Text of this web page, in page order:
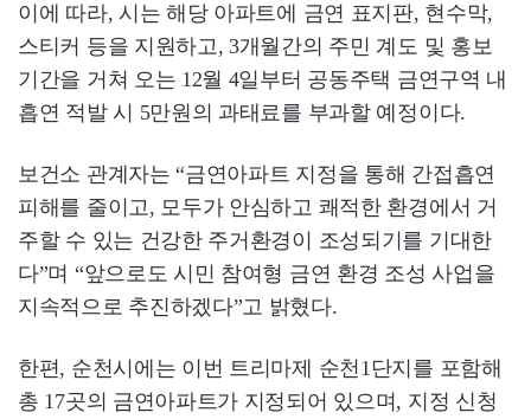
이에 따라, 시는 해당 아파트에 금연 표지판, 현수막,
스티커 등을 지원하고, 3개월간의 주민 계도 및 홍보
기간을 거쳐 오는 12월 4일부터 공동주택 금연구역 내
흡연 적발 시 5만원의 과태료를 부과할 예정이다.
보건소 관계자는 “금연아파트 지정을 통해 간접흡연
피해를 줄이고, 모두가 안심하고 쾌적한 환경에서 거
주할 수 있는 건강한 주거환경이 조성되기를 기대한
다”며 “앞으로도 시민 참여형 금연 환경 조성 사업을
지속적으로 추진하겠다”고 밝혔다.
한편, 순천시에는 이번 트리마제 순천1단지를 포함해
총 17곳의 금연아파트가 지정되어 있으며, 지정 신청